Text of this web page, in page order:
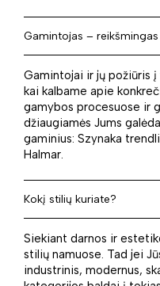
Gamintojas –
Gamintojai ir jų požiūris
kai kalbame apie
gamybos procesuose ir
džiaugiamės Jums
gaminius: Szynaka
Halmar.
Kokį stilių kuriate?
Siekiant darnos ir
stilių namuose. Tad jei
industrinis, modernus,